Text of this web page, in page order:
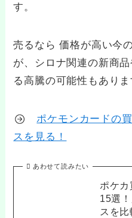
す。
売るなら 価格が高い今
が、シロナ関連の新商
る高騰の可能性もありま
ポケモンカードの
スを見る！
あわせて読みたい
ポケ
15選
スを比